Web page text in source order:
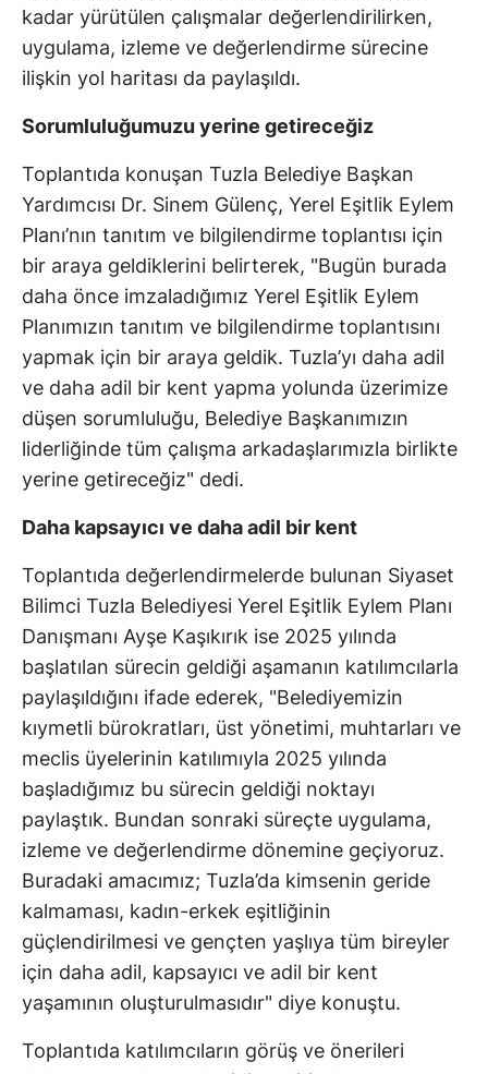
kadar yürütülen çalışmalar değerlendirilirken,
uygulama, izleme ve değerlendirme sürecine
ilişkin yol haritası da paylaşıldı.
Sorumluluğumuzu yerine getireceğiz
Toplantıda konuşan Tuzla Belediye Başkan
Yardımcısı Dr. Sinem Gülenç, Yerel Eşitlik Eylem
Planı’nın tanıtım ve bilgilendirme toplantısı için
bir araya geldiklerini belirterek, "Bugün burada
daha önce imzaladığımız Yerel Eşitlik Eylem
Planımızın tanıtım ve bilgilendirme toplantısını
yapmak için bir araya geldik. Tuzla’yı daha adil
ve daha adil bir kent yapma yolunda üzerimize
düşen sorumluluğu, Belediye Başkanımızın
liderliğinde tüm çalışma arkadaşlarımızla birlikte
yerine getireceğiz" dedi.
Daha kapsayıcı ve daha adil bir kent
Toplantıda değerlendirmelerde bulunan Siyaset
Bilimci Tuzla Belediyesi Yerel Eşitlik Eylem Planı
Danışmanı Ayşe Kaşıkırık ise 2025 yılında
başlatılan sürecin geldiği aşamanın katılımcılarla
paylaşıldığını ifade ederek, "Belediyemizin
kıymetli bürokratları, üst yönetimi, muhtarları ve
meclis üyelerinin katılımıyla 2025 yılında
başladığımız bu sürecin geldiği noktayı
paylaştık. Bundan sonraki süreçte uygulama,
izleme ve değerlendirme dönemine geçiyoruz.
Buradaki amacımız; Tuzla’da kimsenin geride
kalmaması, kadın-erkek eşitliğinin
güçlendirilmesi ve gençten yaşlıya tüm bireyler
için daha adil, kapsayıcı ve adil bir kent
yaşamının oluşturulmasıdır" diye konuştu.
Toplantıda katılımcıların görüş ve önerileri